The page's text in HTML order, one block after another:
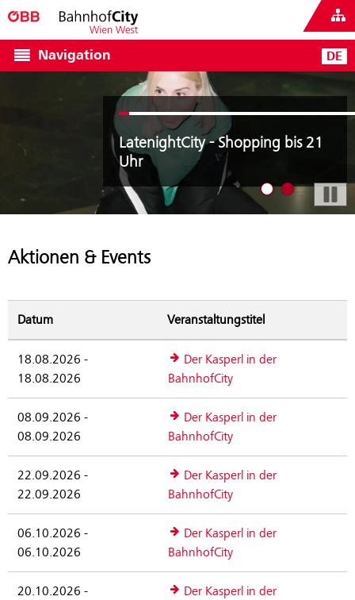
Navigation DE
ENTDECKE DIE VIELFALT DER
BAHNHOFCITY
ENTDECKE DIE VIELFALT DER
LatenightCity - Shopping bis 21
Uhr
Zeige Angebot 1
Zeige
Aktionen & Events
Datum Veranstaltungstitel
18.08.2026 -
18.08.2026
Der Kasperl in der
BahnhofCity
08.09.2026 -
08.09.2026
Der Kasperl in der
BahnhofCity
22.09.2026 -
22.09.2026
Der Kasperl in der
BahnhofCity
06.10.2026 -
06.10.2026
Der Kasperl in der
BahnhofCity
20.10.2026 -
Der Kasperl in der